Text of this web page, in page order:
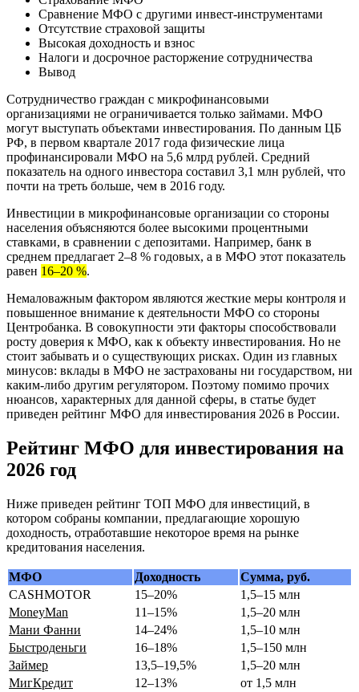
Сравнение МФО с другими инвест-инструментами
Отсутствие страховой защиты
Высокая доходность и взнос
Налоги и досрочное расторжение сотрудничества
Вывод
Сотрудничество граждан с микрофинансовыми
организациями не ограничивается только займами. МФО
могут выступать объектами инвестирования. По данным ЦБ
РФ, в первом квартале 2017 года физические лица
профинансировали МФО на 5,6 млрд рублей. Средний
показатель на одного инвестора составил 3,1 млн рублей, что
почти на треть больше, чем в 2016 году.
Инвестиции в микрофинансовые организации со стороны
населения объясняются более высокими процентными
ставками, в сравнении с депозитами. Например, банк в
среднем предлагает 2–8 % годовых, а в МФО этот показатель
равен 16–20 %.
Немаловажным фактором являются жесткие меры контроля и
повышенное внимание к деятельности МФО со стороны
Центробанка. В совокупности эти факторы способствовали
росту доверия к МФО, как к объекту инвестирования. Но не
стоит забывать и о существующих рисках. Один из главных
минусов: вклады в МФО не застрахованы ни государством, ни
каким-либо другим регулятором. Поэтому помимо прочих
нюансов, характерных для данной сферы, в статье будет
приведен рейтинг МФО для инвестирования 2026 в России.
Рейтинг МФО для инвестирования на
2026 год
Ниже приведен рейтинг ТОП МФО для инвестиций, в
котором собраны компании, предлагающие хорошую
доходность, отработавшие некоторое время на рынке
кредитования населения.
МФО Доходность
Сумма, руб.
CASHMOTOR
15–20%
1,5–15 млн
MoneyMan
11–15%
1,5–20 млн
Мани Фанни
14–24%
1,5–10 млн
Быстроденьги
16–18%
1,5–150 млн
Займер
13,5–19,5%
1,5–20 млн
МигКредит
12–13%
от 1,5 млн